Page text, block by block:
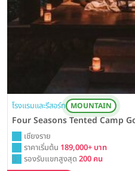
โรงแรมและรีสอร์ท MOUNTAIN
Four Seasons Tented Camp
เชียงราย
ราคาเริ่มต้น 189,000+ บาท
รองรับแขกสูงสุด 200 คน